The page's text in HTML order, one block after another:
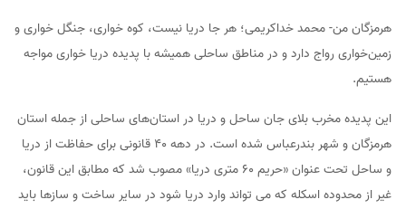
هرمزگان من- محمد خداکریمی؛ هر جا دریا نیست، کوه خواری، جنگل خواری و
زمین‌خواری رواج دارد و در مناطق ساحلی همیشه با پدیده دریا خواری مواجه
هستیم.
این پدیده مخرب بلای جان ساحل و دریا در استان‌های ساحلی از جمله استان
هرمزگان و شهر بندرعباس شده است. در دهه 40 قانونی برای حفاظت از دریا
و ساحل تحت عنوان «حریم 60 متری دریا» مصوب شد که مطابق این قانون،
غیر از محدوده اسکله که می‌ تواند وارد دریا شود در سایر ساخت ‌و سازها باید